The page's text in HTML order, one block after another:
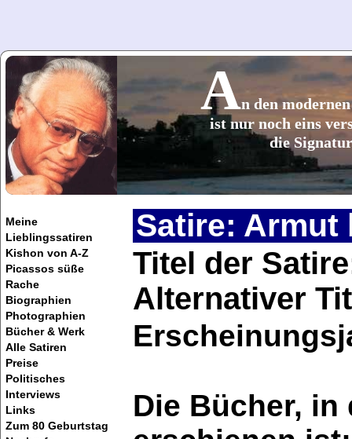
An den
ist nur noch eins
die
Meine
Lieblingssatiren
Kishon von A-Z
Picassos süße
Rache
Biographien
Photographien
Bücher & Werk
Alle Satiren
Preise
Politisches
Interviews
Links
Zum 80 Geburtstag
Satire: Armut
Titel der
Alternativer
Die Bücher, in